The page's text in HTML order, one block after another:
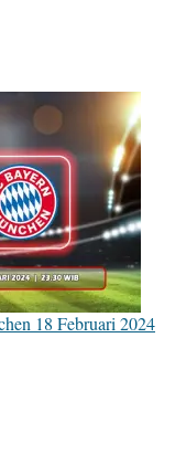
18 Februari 2024